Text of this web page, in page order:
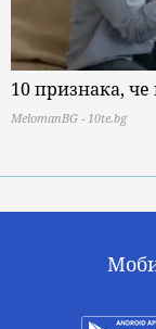
10 признака,
MelomanBG - 10te.bg